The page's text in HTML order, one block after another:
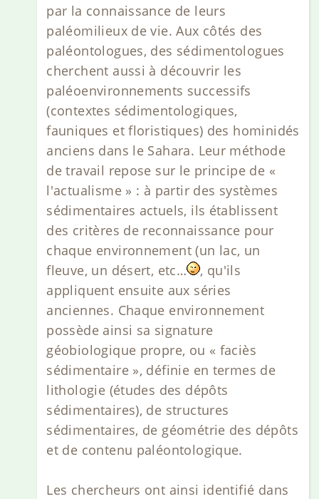
par la connaissance de leurs
paléomilieux de vie. Aux côtés des
paléontologues, des sédimentologues
cherchent aussi à découvrir les
paléoenvironnements successifs
(contextes sédimentologiques,
fauniques et floristiques) des hominidés
anciens dans le Sahara. Leur méthode
de travail repose sur le principe de «
l'actualisme » : à partir des systèmes
sédimentaires actuels, ils établissent
des critères de reconnaissance pour
chaque environnement (un lac, un
fleuve, un désert, etc…
, qu'ils
appliquent ensuite aux séries
anciennes. Chaque environnement
possède ainsi sa signature
géobiologique propre, ou « faciès
sédimentaire », définie en termes de
lithologie (études des dépôts
sédimentaires), de structures
sédimentaires, de géométrie des dépôts
et de contenu paléontologique.
Les chercheurs ont ainsi identifié dans